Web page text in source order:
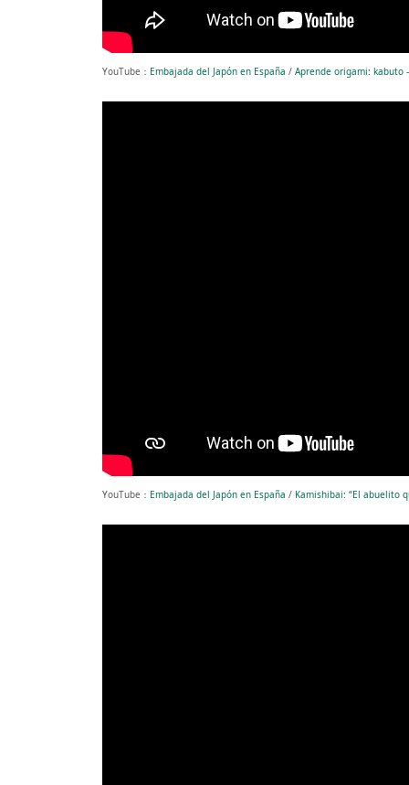
YouTube： Embajada del Japón en España / Aprende origami: kabuto –
YouTube： Embajada del Japón en España / Kamishibai: “El abuelito